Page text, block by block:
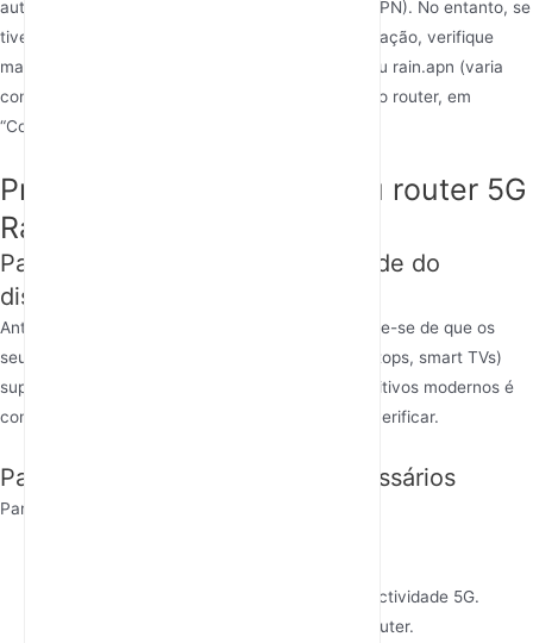
automaticamente o Nome do Ponto de Acesso (APN). No entanto, se
tiver problemas de conectividade após a configuração, verifique
manualmente se o APN está definido como rain ou rain.apn (varia
consoante a região) no painel de administração do router, em
“Configurações de rede móvel”.
Preparação para ligar o seu router 5G
Rain
Passo 1: Verifique a compatibilidade do
dispositivo
Antes de configurar o seu Rain
, certifique-se de que os
seus dispositivos (por exemplo, smartphones, laptops, smart TVs)
suportam conectividade 5G. A maioria dos dispositivos modernos é
compatível com 5G, mas é sempre bom voltar a verificar.
Passo 2: Reúna os materiais necessários
Para ligar o seu router 5G Rain, vai precisar de:
: Fornecido pela Rain para conectividade 5G.
: Para alimentar o router.